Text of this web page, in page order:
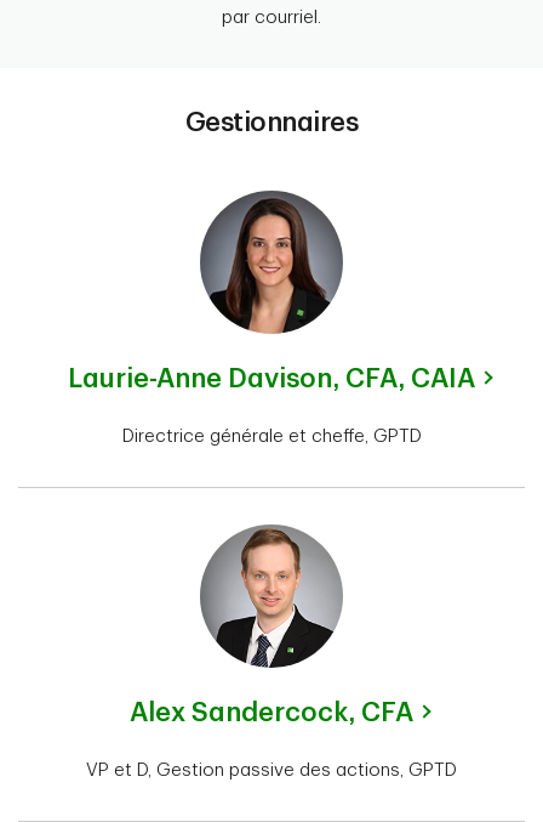
par courriel.
Gestionnaires
Laurie-Anne Davison, CFA, CAIA
Directrice générale et cheffe, GPTD
Alex Sandercock, CFA
VP et D, Gestion passive des actions, GPTD